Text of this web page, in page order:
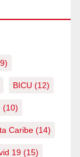
BICU (12)
(10)
Caribe (14)
19 (15)